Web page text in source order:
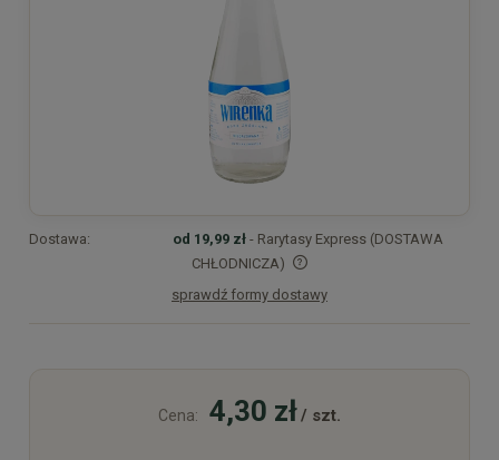
Dostawa: od 19,99 zł - Rarytasy Express (DOSTAWA
CHŁODNICZA)
Cena nie zawiera ewentualnych kosztów płatności
sprawdź formy dostawy
Cena: 4,30 zł/ szt.